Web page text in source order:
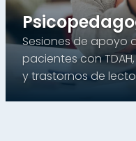
Sesiones de apoyo
pacientes con
y trastornos de